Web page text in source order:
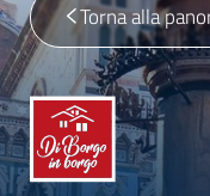
Torna alla